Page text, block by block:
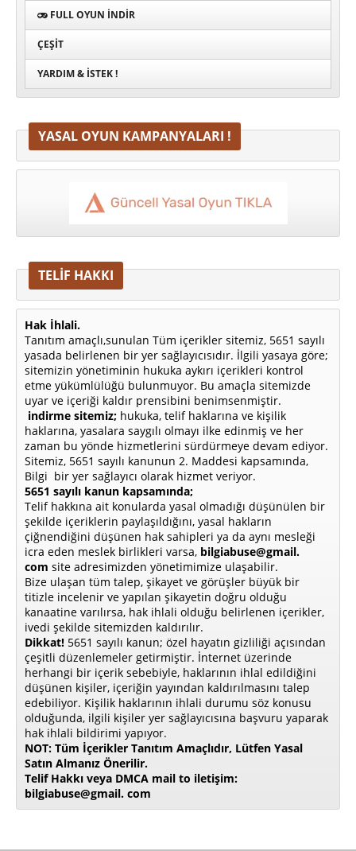
FULL OYUN İNDIR
ÇEŞIT
YARDIM & İSTEK !
YASAL OYUN KAMPANYALARI !
TELİF HAKKI
Hak İhlali.
Tanıtım amaçlı,sunulan Tüm içerikler sitemiz, 5651 sayılı
yasada belirlenen bir yer sağlayıcısıdır. İlgili yasaya göre;
sitemizin yönetiminin hukuka aykırı içerikleri kontrol
etme yükümlülüğü bulunmuyor. Bu amaçla sitemizde
uyar ve içeriği kaldır prensibini benimsenmiştir.
indirme sitemiz; hukuka, telif haklarına ve kişilik
haklarına, yasalara saygılı olmayı ilke edinmiş ve her
zaman bu yönde hizmetlerini sürdürmeye devam ediyor.
Sitemiz, 5651 sayılı kanunun 2. Maddesi kapsamında,
Bilgi bir yer sağlayıcı olarak hizmet veriyor.
5651 sayılı kanun kapsamında;
Telif hakkına ait konularda yasal olmadığı düşünülen bir
şekilde içeriklerin paylaşıldığını, yasal hakların
çiğnendiğini düşünen hak sahipleri ya da aynı mesleği
icra eden meslek birlikleri varsa, bilgiabuse@gmail.
com site adresimizden yönetimimize ulaşabilir.
Bize ulaşan tüm talep, şikayet ve görüşler büyük bir
titizle incelenir ve yapılan şikayetin doğru olduğu
kanaatine varılırsa, hak ihlali olduğu belirlenen içerikler,
ivedi şekilde sitemizden kaldırılır.
Dikkat! 5651 sayılı kanun; özel hayatın gizliliği açısından
çeşitli düzenlemeler getirmiştir. İnternet üzerinde
herhangi bir içerik sebebiyle, haklarının ihlal edildiğini
düşünen kişiler, içeriğin yayından kaldırılmasını talep
edebiliyor. Kişilik haklarının ihlali durumu söz konusu
olduğunda, ilgili kişiler yer sağlayıcısına başvuru yaparak
hak ihlali bildirimi yapıyor.
NOT: Tüm İçerikler Tanıtım Amaçlıdır, Lütfen Yasal
Satın Almanız Önerilir.
Telif Hakkı veya DMCA mail to iletişim:
bilgiabuse@gmail. com